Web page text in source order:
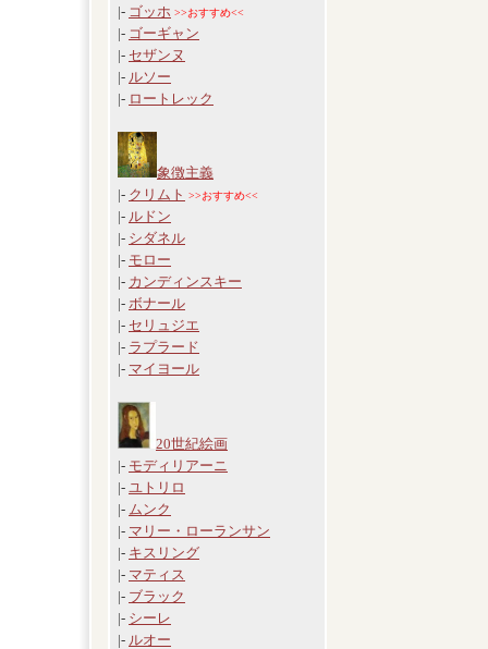
|- ゴッホ >>おすすめ<<
|- ゴーギャン
|- セザンヌ
|- ルソー
|- ロートレック
象徴主義
|- クリムト >>おすすめ<<
|- ルドン
|- シダネル
|- モロー
|- カンディンスキー
|- ボナール
|- セリュジエ
|- ラプラード
|- マイヨール
20世紀絵画
|- モディリアーニ
|- ユトリロ
|- ムンク
|- マリー・ローランサン
|- キスリング
|- マティス
|- ブラック
|- シーレ
|- ルオー